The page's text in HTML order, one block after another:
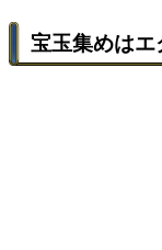
宝玉集めはエ